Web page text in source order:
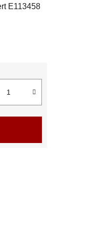
E113458